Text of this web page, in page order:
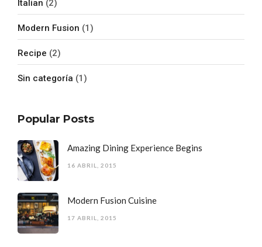
Italian (2)
Modern Fusion (1)
Recipe (2)
Sin categoría (1)
Popular Posts
Amazing Dining Experience Begins
16 ABRIL, 2015
Modern Fusion Cuisine
17 ABRIL, 2015